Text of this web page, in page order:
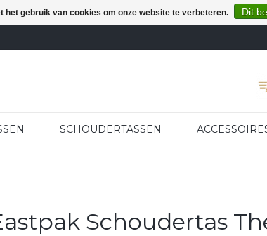
SCHOUDERTASSEN
Schoudertas
het gebruik van cookies om onze website te verbeteren. Dit